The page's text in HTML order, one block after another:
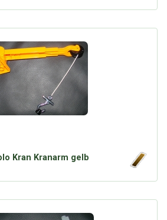
Kran Kranarm gelb